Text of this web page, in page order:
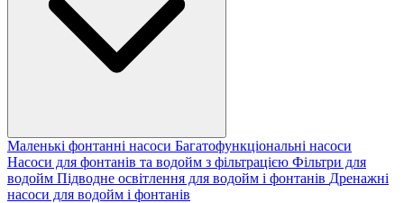
Маленькі фонтанні насоси Багатофункціональні насоси
Насоси для фонтанів та водойм з фільтрацією Фільтри для
водойм Підводне освітлення для водойм і фонтанів Дренажні
насоси для водойм і фонтанів